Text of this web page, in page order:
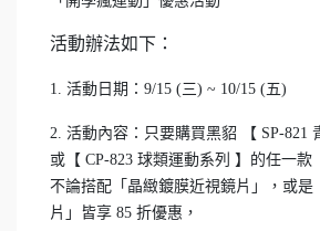
活動辦法如下：
1. 活動日期：9/15 (三) ~ 10/15 (五)
2. 活動內容：只要購買黑貂 【 SP-821
或【 CP-823 球類運動系列 】的任一款
不論搭配「晶緻鍍膜近視鏡片」，或是
片」皆享 85 折優惠，